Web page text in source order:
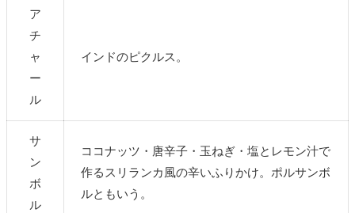
ア
チ
ャ
ー
ル
インドのピクルス。
サ
ン
ボ
ル
ココナッツ・唐辛子・玉ねぎ・塩とレモン汁で
作るスリランカ風の辛いふりかけ。ポルサンボ
ルともいう。